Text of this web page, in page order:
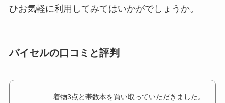
ひお気軽に利用してみてはいかがでしょうか。
バイセルの口コミと評判
着物3点と帯数本を買い取っていただきました。